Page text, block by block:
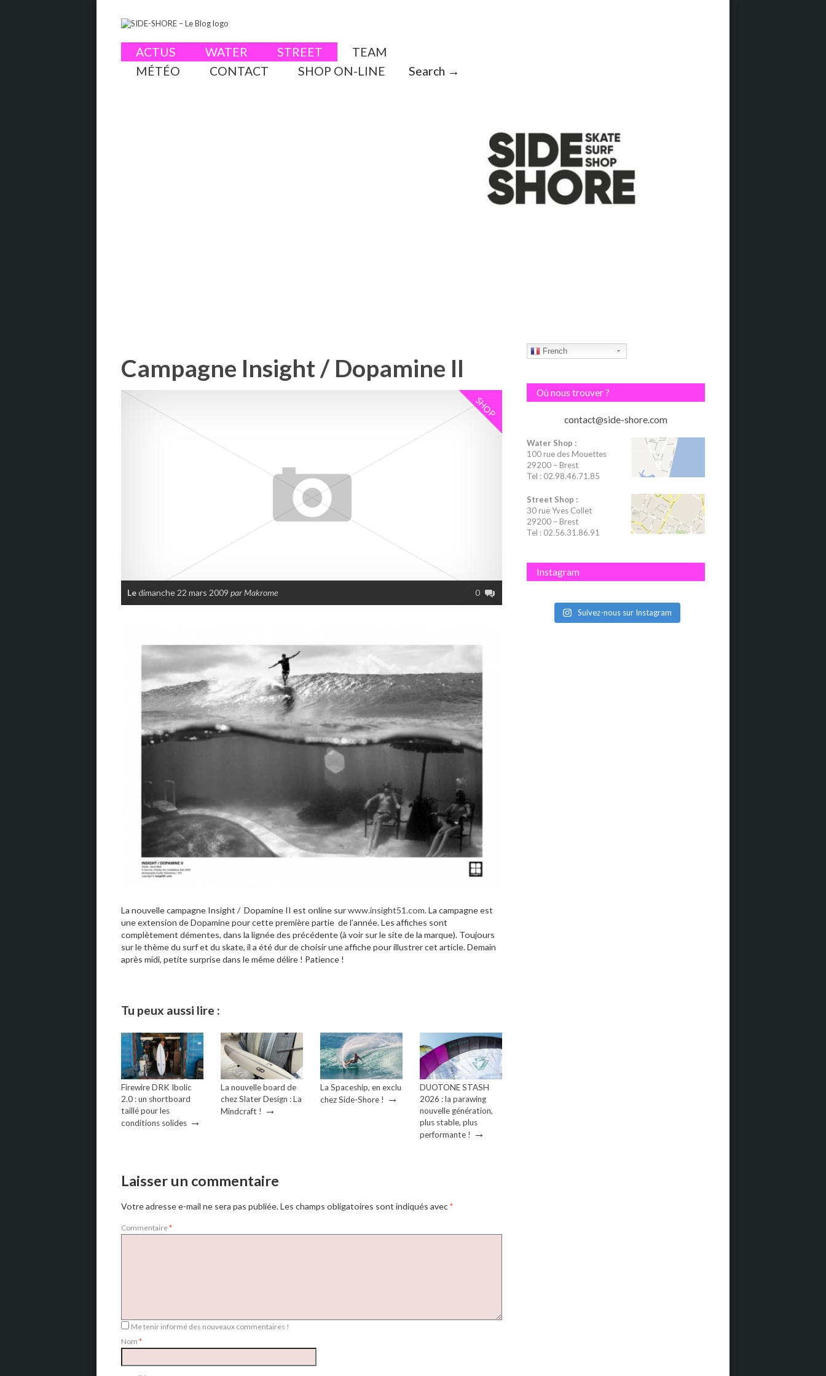
ACTUS WATER STREET
TEAM
MÉTÉO
CONTACT SHOP ON-LINE Search →
Campagne Insight / Dopamine II
SHOP
Ledimanche 22 mars 2009 par Makrome 0
La nouvelle campagne Insight / Dopamine II est online surwww.insight51.com. La campagne est
une extension de Dopamine pour cette première partie de l’année. Les affiches sont
complètement démentes, dans la lignée des précédente (à voir sur le site de la marque). Toujours
sur le thème du surf et du skate, il a été dur de choisir une affiche pour illustrer cet article. Demain
après midi, petite surprise dans le même délire ! Patience !
Tu peux aussi lire :
Firewire DRK Ibolic
2.0 : un shortboard
taillé pour les
conditions solides →
La nouvelle board de
chez Slater Design : La
Mindcraft ! →
La Spaceship, en exclu
chez Side-Shore ! →
DUOTONE STASH
2026 : la parawing
nouvelle génération,
plus stable, plus
performante ! →
Laisser un commentaire
Votre adresse e-mail ne sera pas publiée.Les champs obligatoires sont indiqués avec*
Commentaire*
Me tenir informé des nouveaux commentaires !
Nom *
French
Où nous trouver ?
contact@side-shore.com
Water Shop :
100 rue des Mouettes
29200 – Brest
Tel : 02.98.46.71.85
Street Shop :
30 rue Yves Collet
29200 – Brest
Tel : 02.56.31.86.91
Instagram
Suivez-nous sur Instagram